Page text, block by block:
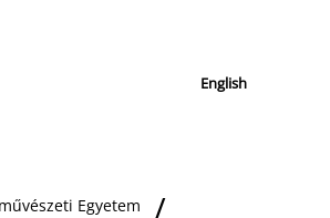
English
Egyetem